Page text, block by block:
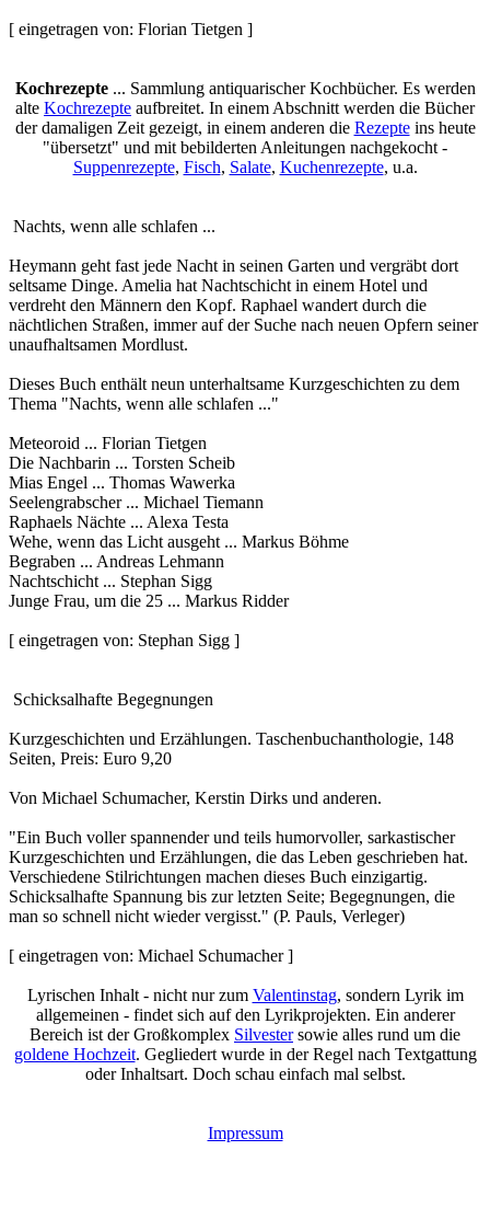
[ eingetragen von: Florian Tietgen ]
Kochrezepte... Sammlung antiquarischer Kochbücher. Es werden
alte Kochrezepte aufbreitet. In einem Abschnitt werden die Bücher
der damaligen Zeit gezeigt, in einem anderen die Rezepteins heute
"übersetzt" und mit bebilderten Anleitungen nachgekocht -
Suppenrezepte, Fisch, Salate, Kuchenrezepte, u.a.
Nachts, wenn alle schlafen ...
Heymann geht fast jede Nacht in seinen Garten und vergräbt dort
seltsame Dinge. Amelia hat Nachtschicht in einem Hotel und
verdreht den Männern den Kopf. Raphael wandert durch die
nächtlichen Straßen, immer auf der Suche nach neuen Opfern seiner
unaufhaltsamen Mordlust.
Dieses Buch enthält neun unterhaltsame Kurzgeschichten zu dem
Thema "Nachts, wenn alle schlafen ..."
Meteoroid ... Florian Tietgen
Die Nachbarin ... Torsten Scheib
Mias Engel ... Thomas Wawerka
Seelengrabscher ... Michael Tiemann
Raphaels Nächte ... Alexa Testa
Wehe, wenn das Licht ausgeht ... Markus Böhme
Begraben ... Andreas Lehmann
Nachtschicht ... Stephan Sigg
Junge Frau, um die 25 ... Markus Ridder
[ eingetragen von: Stephan Sigg ]
Schicksalhafte Begegnungen
Kurzgeschichten und Erzählungen. Taschenbuchanthologie, 148
Seiten, Preis: Euro 9,20
Von Michael Schumacher, Kerstin Dirks und anderen.
"Ein Buch voller spannender und teils humorvoller, sarkastischer
Kurzgeschichten und Erzählungen, die das Leben geschrieben hat.
Verschiedene Stilrichtungen machen dieses Buch einzigartig.
Schicksalhafte Spannung bis zur letzten Seite; Begegnungen, die
man so schnell nicht wieder vergisst." (P. Pauls, Verleger)
[ eingetragen von: Michael Schumacher ]
Lyrischen Inhalt - nicht nur zum Valentinstag, sondern Lyrik im
allgemeinen - findet sich auf den Lyrikprojekten. Ein anderer
Bereich ist der Großkomplex Silvestersowie alles rund um die
goldene Hochzeit. Gegliedert wurde in der Regel nach Textgattung
oder Inhaltsart. Doch schau einfach mal selbst.
Impressum